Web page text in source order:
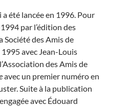
a été lancée en 1996. Pour
par l’édition des
Société des Amis de
avec Jean-Louis
des Amis de
avec un premier numéro en
Suite à la publication
avec Édouard